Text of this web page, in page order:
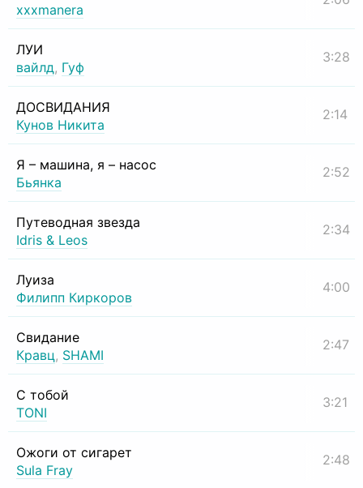
xxxmanera
ЛУИ
вайлд, Гуф
3:28
ДОСВИДАНИЯ
Кунов Никита
2:14
Я – машина, я – насос
Бьянка
2:52
Путеводная звезда
Idris & Leos
2:34
Луиза
Филипп Киркоров
4:00
Свидание
Кравц, SHAMI
2:47
С тобой
TONI
3:21
Ожоги от сигарет
Sula Fray
2:48